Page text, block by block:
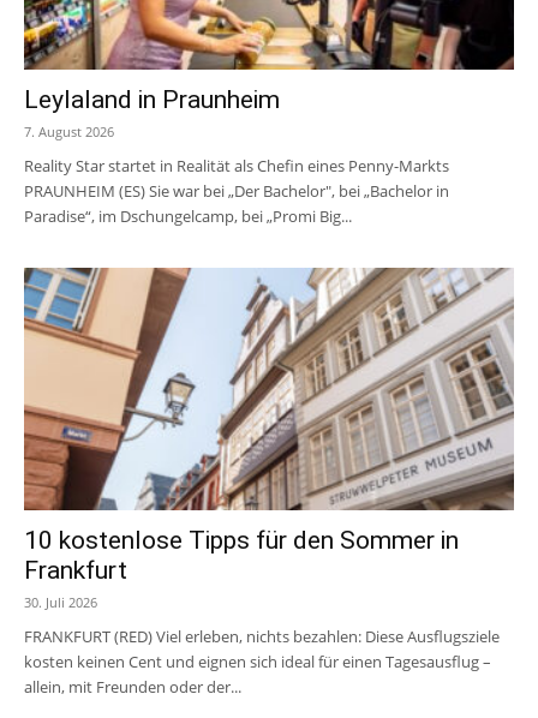
Leylaland in Praunheim
7. August 2026
Reality Star startet in Realität als Chefin eines Penny-Markts
PRAUNHEIM (ES) Sie war bei „Der Bachelor", bei „Bachelor in
Paradise“, im Dschungelcamp, bei „Promi Big...
10 kostenlose Tipps für den Sommer in
Frankfurt
30. Juli 2026
FRANKFURT (RED) Viel erleben, nichts bezahlen: Diese Ausflugsziele
kosten keinen Cent und eignen sich ideal für einen Tagesausflug –
allein, mit Freunden oder der...